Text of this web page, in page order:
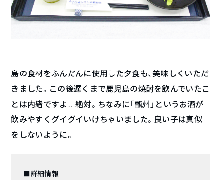
島の食材をふんだんに使用した夕食も、美味しくいただ
きました。この後遅くまで鹿児島の焼酎を飲んでいたこ
とは内緒ですよ…絶対。ちなみに「甑州」というお酒が
飲みやすくグイグイいけちゃいました。良い子は真似
をしないように。
■詳細情報